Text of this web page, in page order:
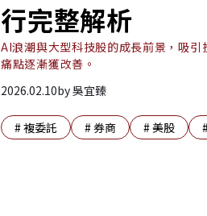
行完整解析
AI浪潮與大型科技股的成長前景，吸
痛點逐漸獲改善。
2026.02.10by吳宜臻
#複委託 #券商 #美股